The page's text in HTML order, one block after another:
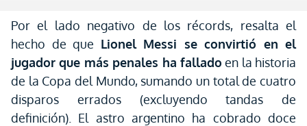
Por el lado negativo de los récords, resalta el
hecho de que Lionel Messi se convirtió en el
jugador que más penales ha fallado en la historia
de la Copa del Mundo, sumando un total de cuatro
disparos errados (excluyendo tandas de
definición). El astro argentino ha cobrado doce